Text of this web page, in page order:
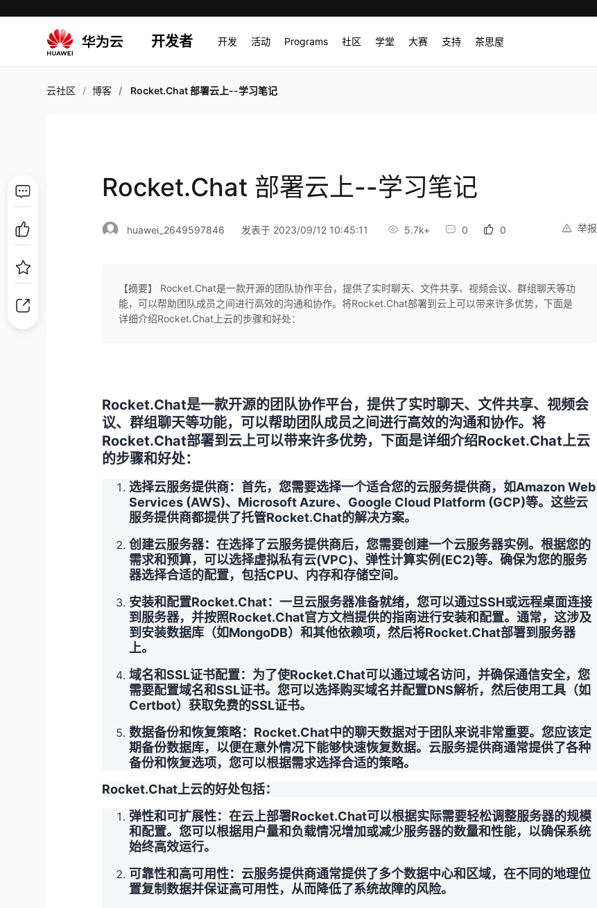
开发者 开发 活动 Programs 社区 学堂 大赛 支持 茶思屋
云社区 博客 Rocket.Chat 部署云上--学习笔记
Rocket.Chat 部署云上--学习笔记
举报
huawei_2649597846 发表于 2023/09/12 10:45:11 5.7k+ 0 0
【摘要】 Rocket.Chat是一款开源的团队协作平台，提供了实时聊天、文件共享、视频会议、群组聊天等功
能，可以帮助团队成员之间进行高效的沟通和协作。将Rocket.Chat部署到云上可以带来许多优势，下面是
详细介绍Rocket.Chat上云的步骤和好处：
Rocket.Chat是一款开源的团队协作平台，提供了实时聊天、文件共享、视频会
议、群组聊天等功能，可以帮助团队成员之间进行高效的沟通和协作。将
Rocket.Chat部署到云上可以带来许多优势，下面是详细介绍Rocket.Chat上云
的步骤和好处：
选择云服务提供商：首先，您需要选择一个适合您的云服务提供商，如Amazon Web
Services (AWS)、Microsoft Azure、Google Cloud Platform (GCP)等。这些云
服务提供商都提供了托管Rocket.Chat的解决方案。
创建云服务器：在选择了云服务提供商后，您需要创建一个云服务器实例。根据您的
需求和预算，可以选择虚拟私有云(VPC)、弹性计算实例(EC2)等。确保为您的服务
器选择合适的配置，包括CPU、内存和存储空间。
安装和配置Rocket.Chat：一旦云服务器准备就绪，您可以通过SSH或远程桌面连接
到服务器，并按照Rocket.Chat官方文档提供的指南进行安装和配置。通常，这涉及
到安装数据库（如MongoDB）和其他依赖项，然后将Rocket.Chat部署到服务器
上。
域名和SSL证书配置：为了使Rocket.Chat可以通过域名访问，并确保通信安全，您
需要配置域名和SSL证书。您可以选择购买域名并配置DNS解析，然后使用工具（如
Certbot）获取免费的SSL证书。
数据备份和恢复策略：Rocket.Chat中的聊天数据对于团队来说非常重要。您应该定
期备份数据库，以便在意外情况下能够快速恢复数据。云服务提供商通常提供了各种
备份和恢复选项，您可以根据需求选择合适的策略。
Rocket.Chat上云的好处包括：
弹性和可扩展性：在云上部署Rocket.Chat可以根据实际需要轻松调整服务器的规模
和配置。您可以根据用户量和负载情况增加或减少服务器的数量和性能，以确保系统
始终高效运行。
可靠性和高可用性：云服务提供商通常提供了多个数据中心和区域，在不同的地理位
置复制数据并保证高可用性，从而降低了系统故障的风险。